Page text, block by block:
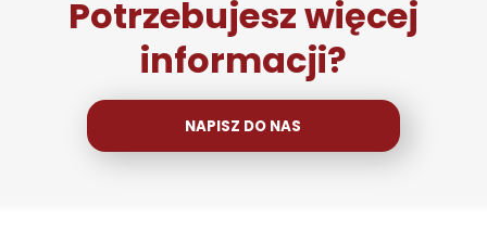
Potrzebujesz więcej
informacji?
NAPISZ DO NAS